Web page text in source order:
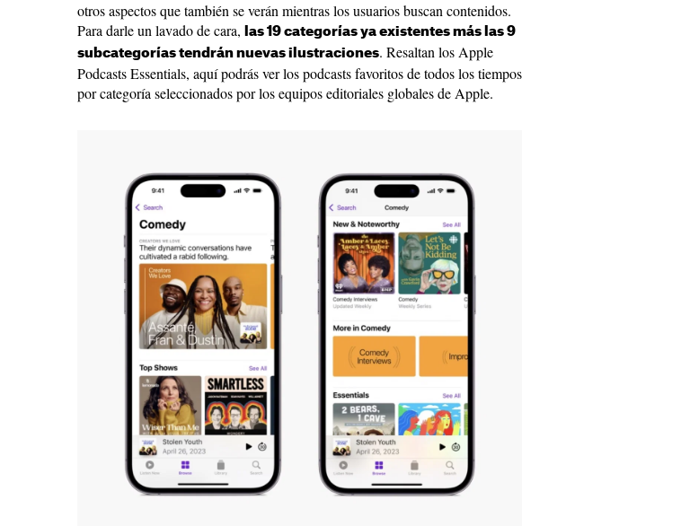
otros aspectos que también se verán mientras los usuarios buscan contenidos.
Para darle un lavado de cara,
las 19 categorías ya existentes más las 9
subcategorías tendrán nuevas ilustraciones. Resaltan los Apple
Podcasts Essentials, aquí podrás ver los podcasts favoritos de todos los tiempos
por categoría seleccionados por los equipos editoriales globales de Apple.